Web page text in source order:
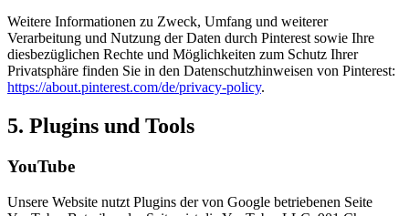
Weitere Informationen zu Zweck, Umfang und weiterer
Verarbeitung und Nutzung der Daten durch Pinterest sowie Ihre
diesbezüglichen Rechte und Möglichkeiten zum Schutz Ihrer
Privatsphäre finden Sie in den Datenschutzhinweisen von Pinterest:
https://about.pinterest.com/de/privacy-policy.
5. Plugins und Tools
YouTube
Unsere Website nutzt Plugins der von Google betriebenen Seite